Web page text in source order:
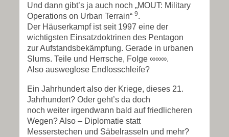
Und dann gibt’s ja auch noch „MOUT: Military
Operations on Urban Terrain“ 9.
Der Häuserkampf ist seit 1997 eine der
wichtigsten Einsatzdoktrinen des Pentagon
zur Aufstandsbekämpfung. Gerade in urbanen
Slums. Teile und Herrsche, Folge ∞∞∞.
Also ausweglose Endlosschleife?
Ein Jahrhundert also der Kriege, dieses 21.
Jahrhundert? Oder geht’s da doch
noch weiter irgendwann bald auf friedlicheren
Wegen? Also – Diplomatie statt
Messerstechen und Säbelrasseln und mehr?